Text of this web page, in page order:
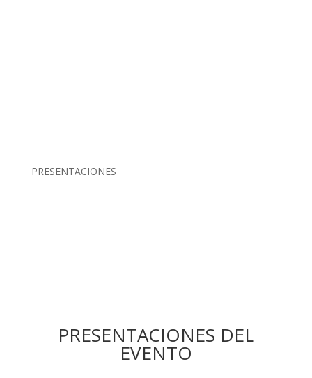
PRESENTACIONES
PRESENTACIONES DEL
EVENTO